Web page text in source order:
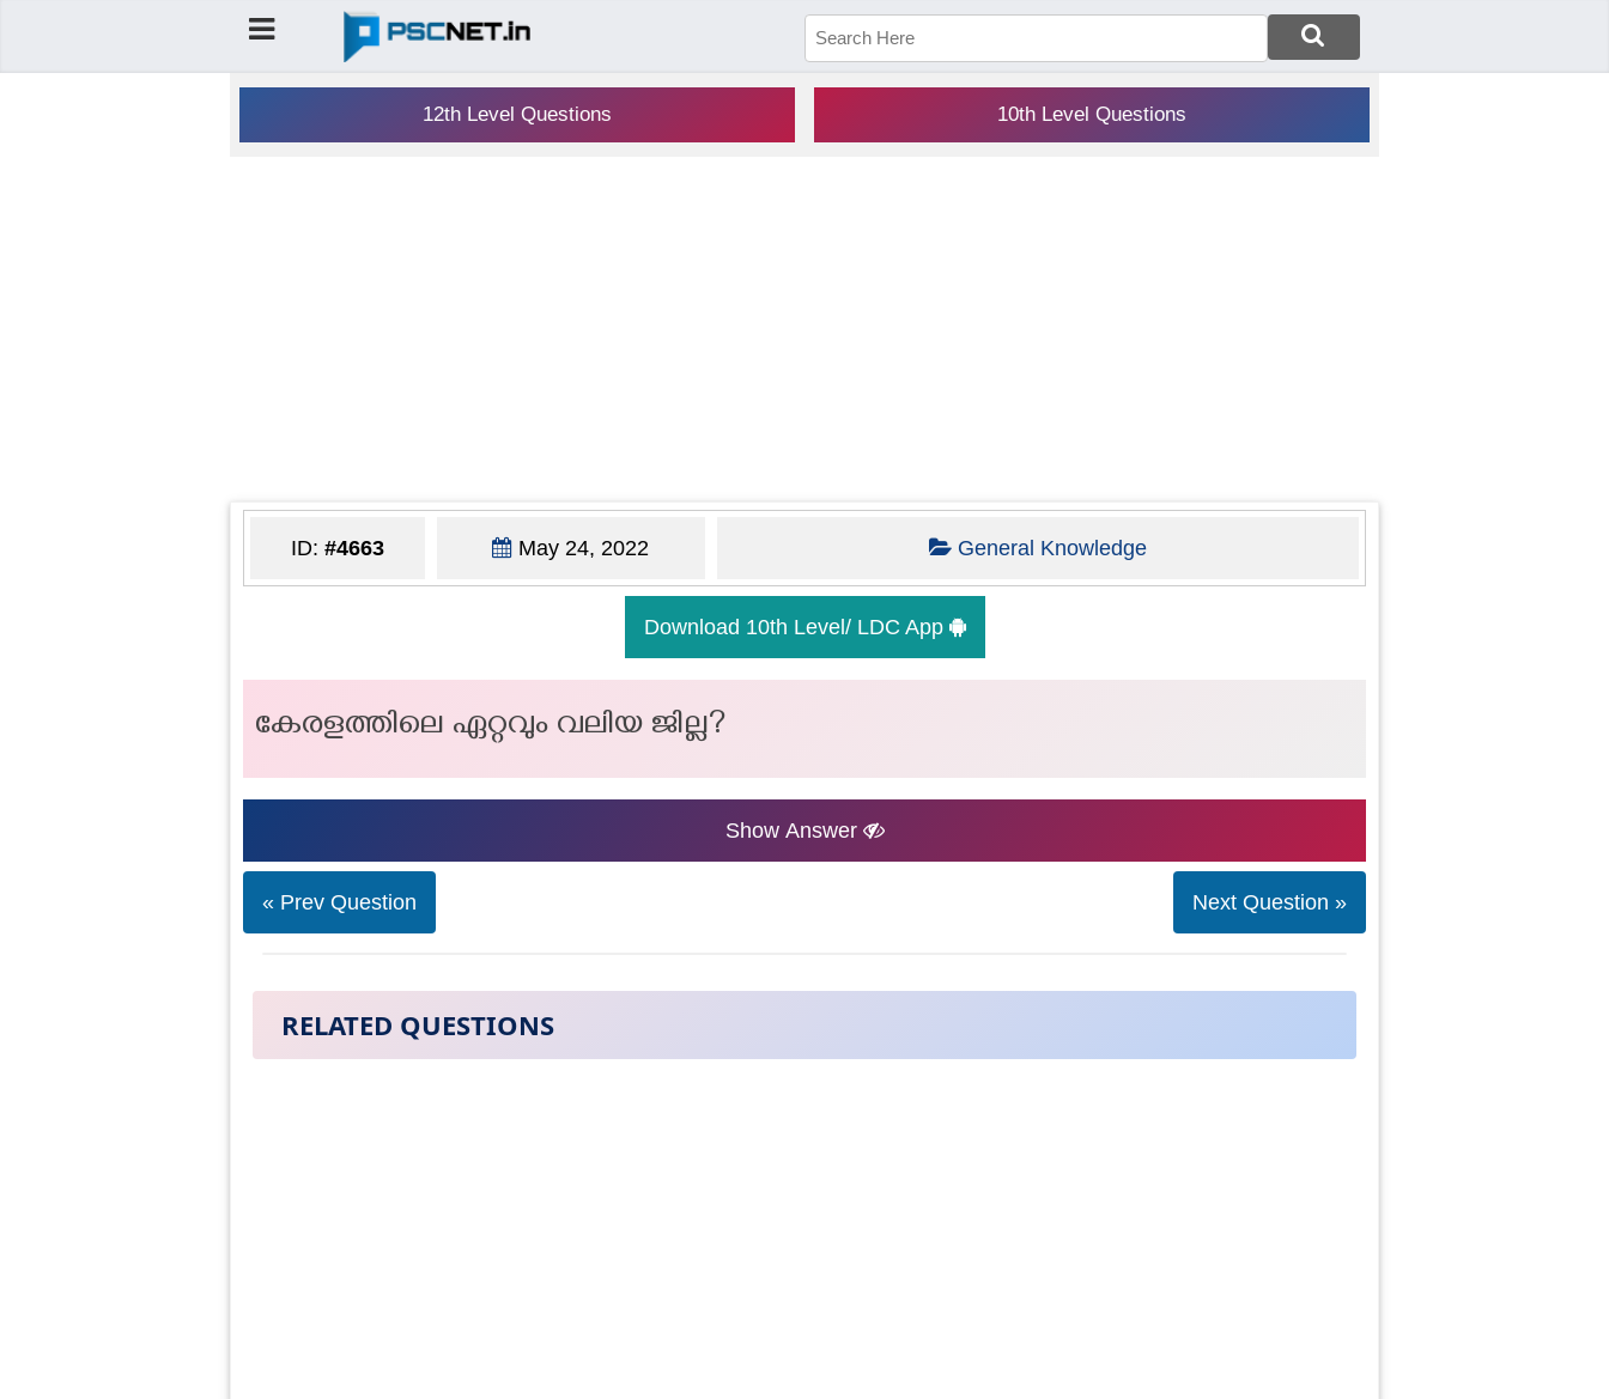
12th Level Questions 10th Level Questions
ID: #4663 May 24, 2022 General Knowledge
Download 10th Level/ LDC App
കേരളത്തിലെ ഏറ്റവും വലിയ ജില്ല?
Show Answer
« Prev Question Next Question »
RELATED QUESTIONS